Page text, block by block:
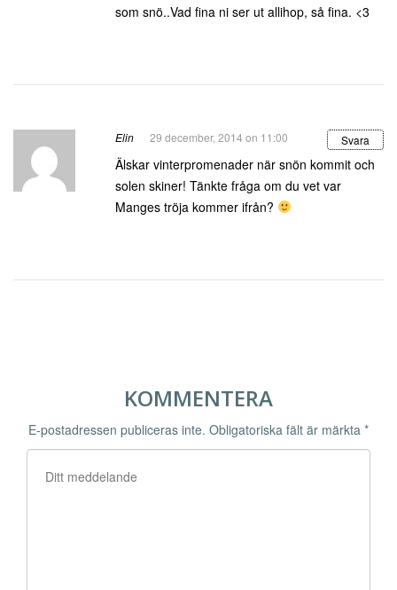
som snö..Vad fina ni ser ut allihop, så fina. <3
Elin 29 december, 2014 on 11:00 Svara
Älskar vinterpromenader när snön kommit och
solen skiner! Tänkte fråga om du vet var
Manges tröja kommer ifrån?
KOMMENTERA
E-postadressen publiceras inte. Obligatoriska fält är märkta *